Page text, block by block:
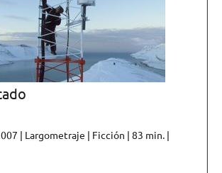
| Largometraje | Ficción | 83 min. |